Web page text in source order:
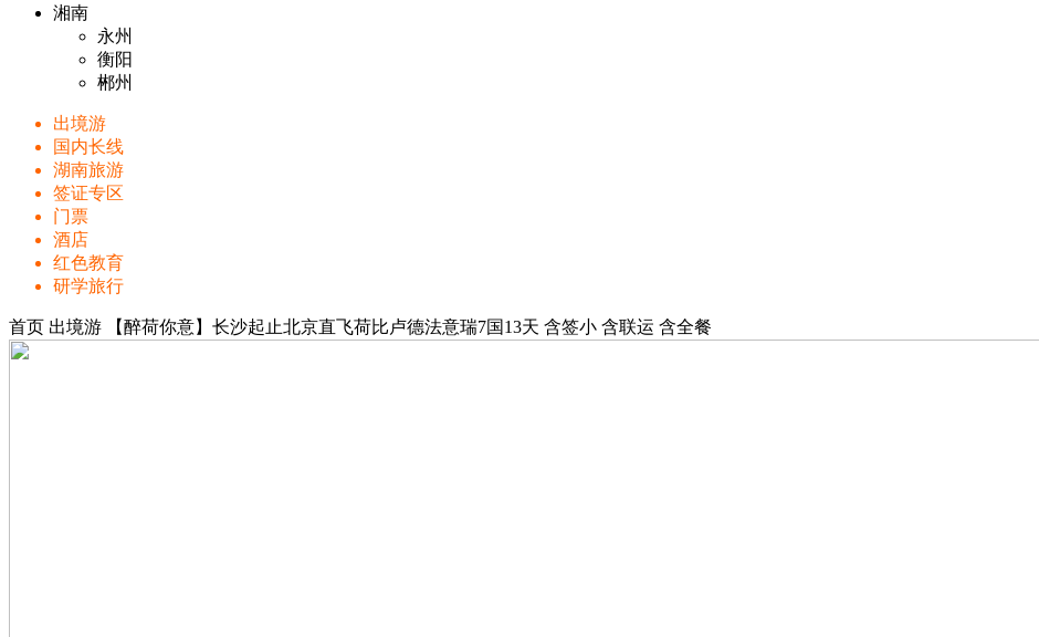
湘南
永州
衡阳
郴州
出境游
国内长线
湖南旅游
签证专区
门票
酒店
红色教育
研学旅行
首页 出境游 【醉荷你意】长沙起止北京直飞荷比卢德法意瑞7国13天 含签小 含联运 含全餐